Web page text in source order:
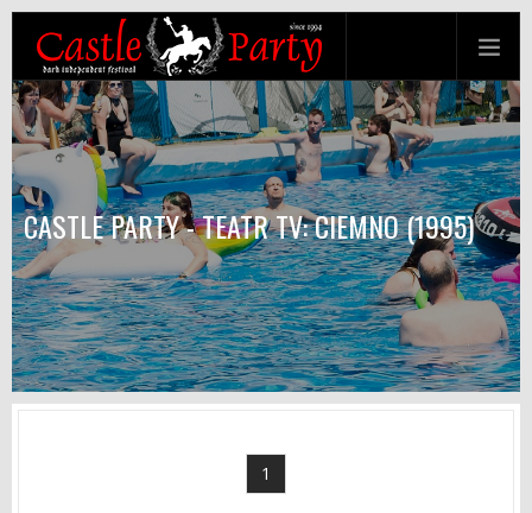
CASTLE PARTY - TEATR TV: CIEMNO (1995)
1